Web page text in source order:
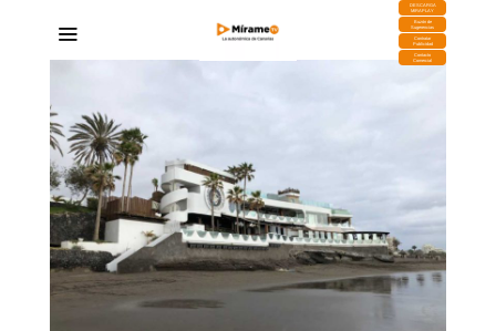
DESCARGA
MIRAPLAY
Buzón de
Sugerencias
Contratar
Publicidad
Contacto
Comercial